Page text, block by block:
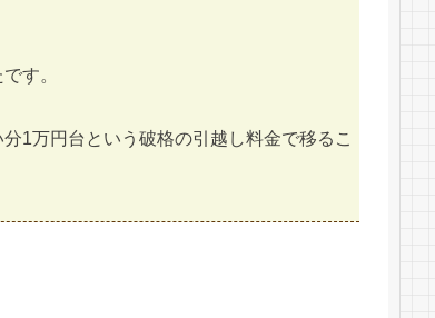
す。
1万円台という破格の引越し料金で移るこ